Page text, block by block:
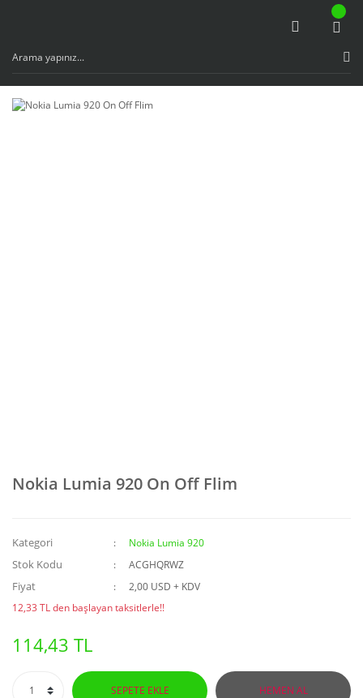
Nokia Lumia 920 On Off Flim
Kategori Nokia Lumia 920
Stok Kodu ACGHQRWZ
Fiyat
2,00 USD + KDV
12,33 TL den başlayan taksitlerle!!
114,43 TL
SEPETE EKLE HEMEN AL